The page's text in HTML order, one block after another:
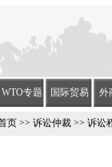
WTO专题 国际贸易 外
页 >> 诉讼仲裁 >> 诉讼